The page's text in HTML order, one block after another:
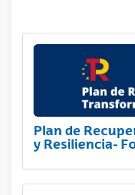
Plan de
y Resiliencia-